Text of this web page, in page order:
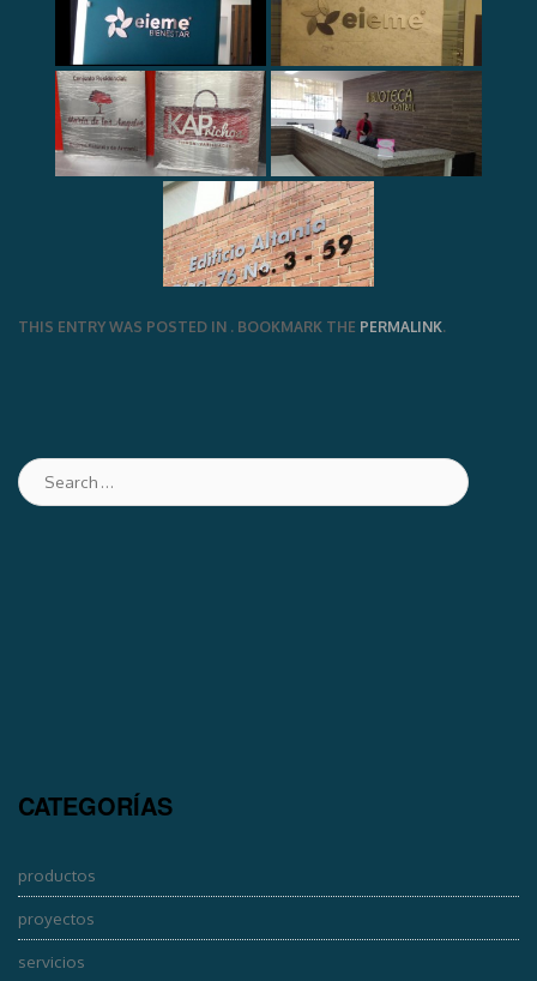
THIS ENTRY WAS POSTED IN . BOOKMARK THE PERMALINK.
CATEGORÍAS
productos
proyectos
servicios